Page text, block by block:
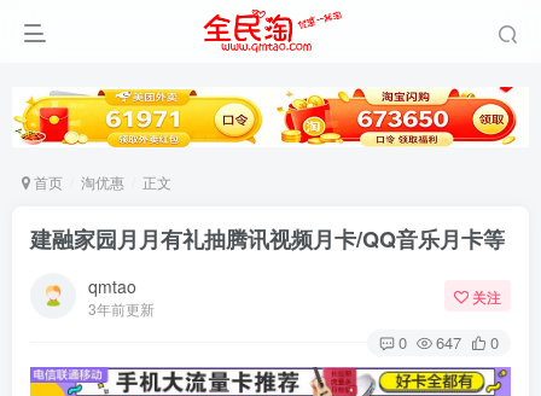
首页 淘优惠 正文
建融家园月月有礼抽腾讯视频月卡/QQ音乐月卡等
qmtao
3年前更新
关注
0 647 0